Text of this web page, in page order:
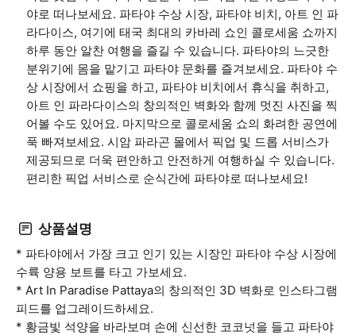
야로 떠나보세요. 파타야 수상 시장, 파타야 비치, 아트 인 파
라다이스, 여기에 태국 최대의 카바레 쇼인 콜로세움 쇼까지
하루 동안 알찬 여행을 즐길 수 있습니다. 파타야의 느긋한
분위기에 몸을 맡기고 파타야 문화를 즐겨보세요. 파타야 수
상 시장에서 쇼핑을 하고, 파타야 비치에서 휴식을 취하고,
아트 인 파라다이스의 창의적인 벽화와 함께 멋진 사진을 찍
어볼 수도 있어요. 마지막으로 콜로세움 쇼의 화려한 공연에
푹 빠져보세요. 시암 파라곤 몰에서 픽업 및 드롭 서비스가
제공되므로 더욱 편안하고 안전하게 여행하실 수 있습니다.
편리한 픽업 서비스로 순식간에 파타야로 떠나보세요!
상품설명
* 파타야에서 가장 크고 인기 있는 시장인 파타야 수상 시장에
수륙 양용 보트를 타고 가보세요.
* Art In Paradise Pattaya의 창의적인 3D 벽화로 인스타그램
피드를 업그레이드하세요.
* 황금빛 석양을 바라보며 손에 신선한 코코넛을 들고 파타야